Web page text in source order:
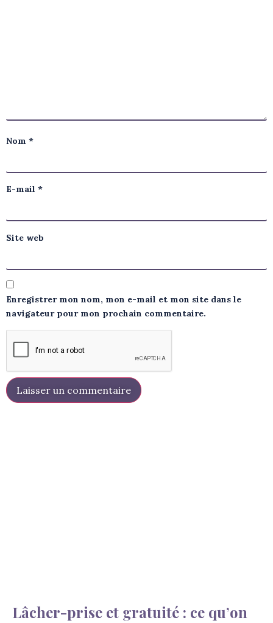
Nom *
E-mail *
Site web
Enregistrer mon nom, mon e-mail et mon site dans le
navigateur pour mon prochain commentaire.
Lâcher-prise et gratuité : ce qu’on